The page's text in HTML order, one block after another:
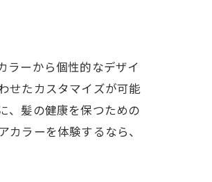
ラーから個性的なデザイ
せたカスタマイズが可能
、髪の健康を保つための
ラーを体験するなら、